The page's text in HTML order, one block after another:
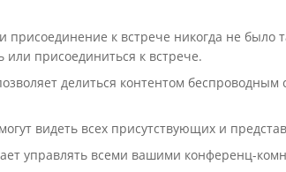
присоединение к встрече никогда не
или присоединиться к встрече.
делиться контентом беспроводным
видеть всех присутствующих и
управлять всеми вашими конференц-